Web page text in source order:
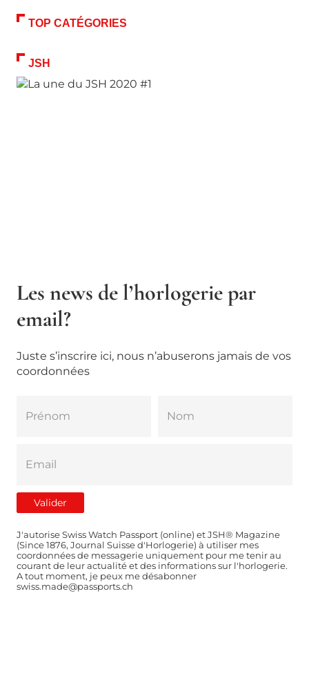
TOP CATÉGORIES
JSH
Les news de l’horlogerie par
email?
Juste s’inscrire ici, nous n’abuserons jamais de vos
coordonnées
J'autorise Swiss Watch Passport (online) et JSH® Magazine
(Since 1876, Journal Suisse d'Horlogerie) à utiliser mes
coordonnées de messagerie uniquement pour me tenir au
courant de leur actualité et des informations sur l'horlogerie.
A tout moment, je peux me désabonner
swiss.made@passports.ch